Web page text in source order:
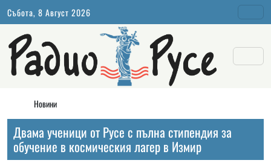
Събота, 8 Август 2026
Новини
Двама ученици от Русе с пълна стипендия за
обучение в космическия лагер в Измир